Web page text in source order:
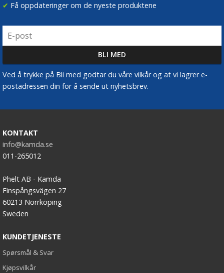
✔ Få oppdateringer om de nyeste produktene
Ved å trykke på Bli med godtar du våre vilkår og at vi lagrer e-
postadressen din for å sende ut nyhetsbrev.
KONTAKT
info@kamda.se
011-265012
Phelt AB - Kamda
Finspångsvägen 27
60213 Norrköping
Sweden
KUNDETJENESTE
Spørsmål & Svar
Kjøpsvilkår